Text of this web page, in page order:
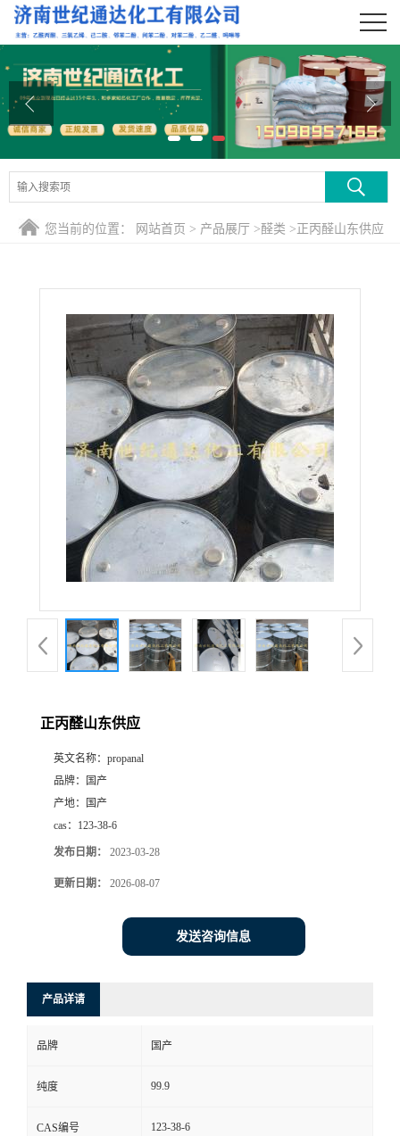
公司首页
公司介绍
产品展厅
证书荣誉
您当前的位置： 网站首页 > 产品展厅 >醛类 > 正丙醛山东供应
正丙醛山东供应
英文名称： propanal
品牌：
国产
产地：
国产
cas： 123-38-6
发布日期： 2023-03-28
更新日期： 2026-08-07
发送咨询信息
产品详请
品牌 国产
纯度 99.9
CAS编号 123-38-6